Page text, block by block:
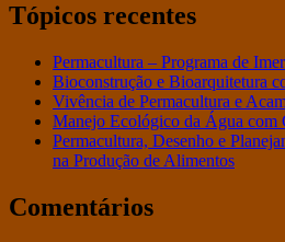
Tópicos recentes
Permacultura – Programa de
Bioconstrução e Bioarquitetura
Vivência de Permacultura e
Manejo Ecológico da Água com
Permacultura, Desenho e
na Produção de Alimentos
Comentários